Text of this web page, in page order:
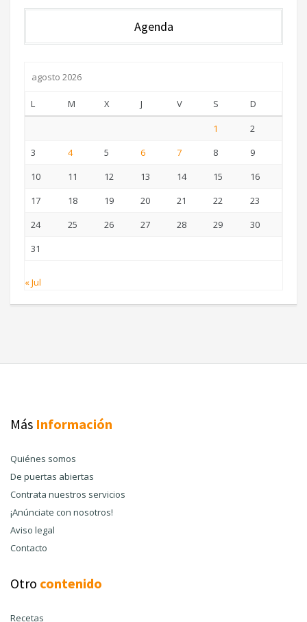
Agenda
agosto 2026
L M X J V S
D
1
2
3
4 5 6 7 8
9
10
11 12 13 14 15
16
17
18 19 20 21 22
23
24
25 26 27 28 29
30
31
« Jul
Más Información
Quiénes somos
De puertas abiertas
Contrata nuestros servicios
¡Anúnciate con nosotros!
Aviso legal
Contacto
Otro contenido
Recetas